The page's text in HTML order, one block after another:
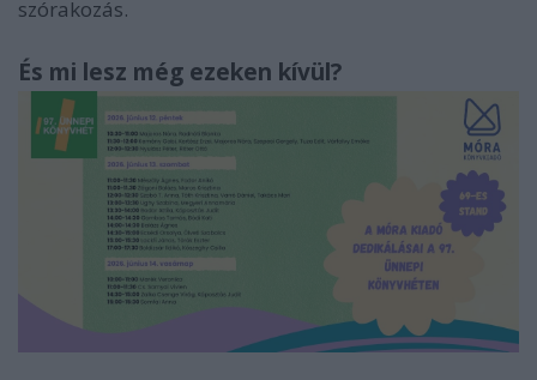
szórakozás.
És mi lesz még ezeken kívül?